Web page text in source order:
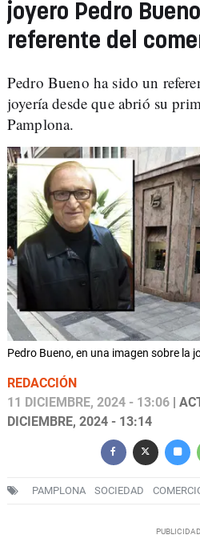
joyero Pedro
referente del
Pedro Bueno ha sido un
joyería desde que abrió su
Pamplona.
Pedro Bueno, en una imagen sobre la
REDACCIÓN
11 DICIEMBRE, 2024 - 13:06 |
DICIEMBRE, 2024 - 13:14
PAMPLONA SOCIEDAD